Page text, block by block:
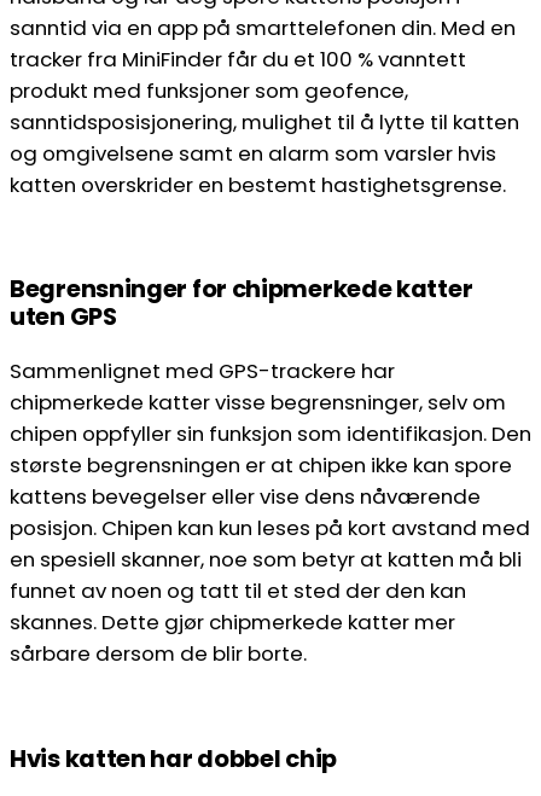
sanntid via en app på smarttelefonen din. Med en
tracker fra MiniFinder får du et 100 % vanntett
produkt med funksjoner som geofence,
sanntidsposisjonering, mulighet til å lytte til katten
og omgivelsene samt en alarm som varsler hvis
katten overskrider en bestemt hastighetsgrense.
Begrensninger for chipmerkede katter
uten GPS
Sammenlignet med GPS-trackere har
chipmerkede katter visse begrensninger, selv om
chipen oppfyller sin funksjon som identifikasjon. Den
største begrensningen er at chipen ikke kan spore
kattens bevegelser eller vise dens nåværende
posisjon. Chipen kan kun leses på kort avstand med
en spesiell skanner, noe som betyr at katten må bli
funnet av noen og tatt til et sted der den kan
skannes. Dette gjør chipmerkede katter mer
sårbare dersom de blir borte.
Hvis katten har dobbel chip